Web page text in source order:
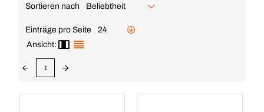
Sortieren nach Beliebtheit
Einträge pro Seite
24
Ansicht:
1